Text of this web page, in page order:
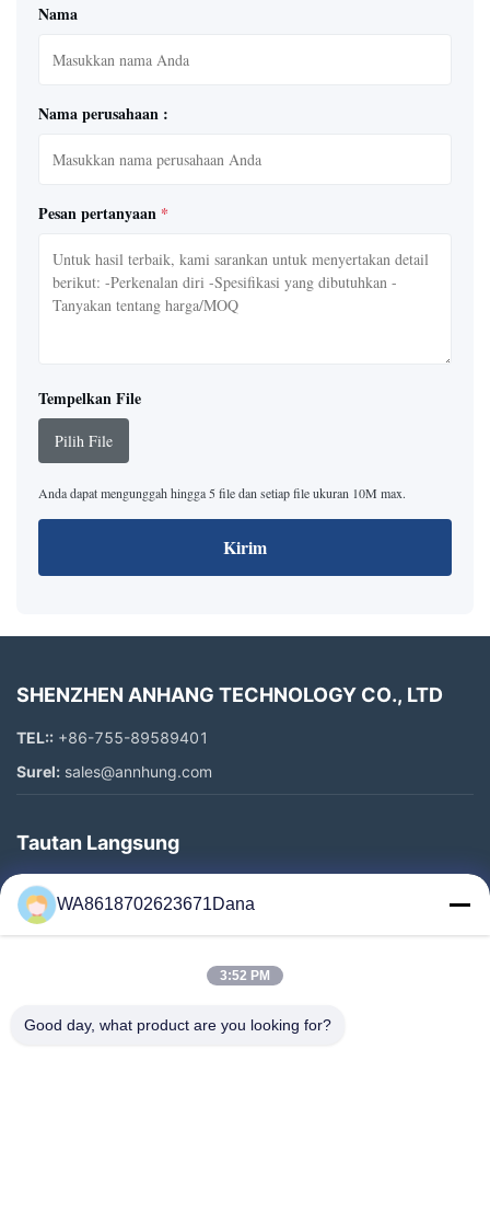
Nama
Nama perusahaan :
Pesan pertanyaan *
Tempelkan File
Pilih File
Anda dapat mengunggah hingga 5 file dan setiap file ukuran 10M max.
Kirim
SHENZHEN ANHANG TECHNOLOGY CO., LTD
TEL:: +86-755-89589401
Surel: sales@annhung.com
Tautan Langsung
Rumah
Produk
Tur Pabrik
WA8618702623671Dana
3:52 PM
Good day, what product are you looking for?